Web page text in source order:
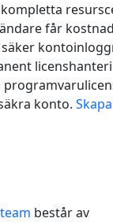
får
konto.
består av